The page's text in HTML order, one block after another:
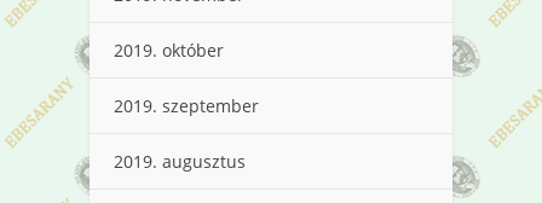
2019. október
2019. szeptember
2019. augusztus